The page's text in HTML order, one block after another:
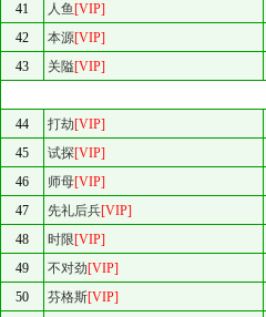
41
人鱼 [VIP]
42
本源[VIP]
43
关隘[VIP]
44
打劫[VIP]
45
试探[VIP]
46
师母[VIP]
47
先礼后兵[VIP]
48
时限[VIP]
49
不对劲[VIP]
50
芬格斯[VIP]